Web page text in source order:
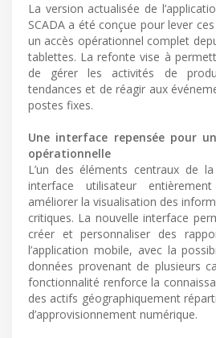
La version actualisée de
SCADA a été conçue pour lever
un accès opérationnel complet
tablettes. La refonte vise à
de gérer les activités de
tendances et de réagir aux
postes fixes.
Une interface repensée pour
opérationnelle
L’un des éléments centraux de
interface utilisateur
améliorer la visualisation des
critiques. La nouvelle interface
créer et personnaliser des
l’application mobile, avec la
données provenant de plusieurs
fonctionnalité renforce la
des actifs géographiquement
d’approvisionnement numérique.